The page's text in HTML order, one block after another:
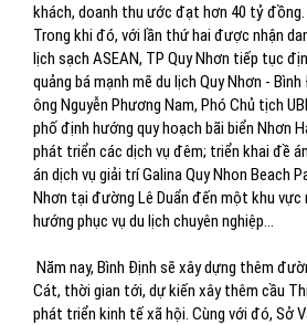
khách, doanh thu ước đạt hơn 40 tỷ đồng.
Trong khi đó, với lần thứ hai được nhận
lịch sạch ASEAN, TP Quy Nhơn tiếp tục
quảng bá mạnh mẽ du lịch Quy Nhơn -
ông Nguyễn Phương Nam, Phó Chủ tịch
phố định hướng quy hoạch bãi biển Nhơn
phát triển các dịch vụ đêm; triển khai đề
án dịch vụ giải trí Galina Quy Nhon Beach
Nhơn tại đường Lê Duẩn đến một khu vực
hướng phục vụ du lịch chuyên nghiệp…
Năm nay, Bình Định sẽ xây dựng thêm
Cát, thời gian tới, dự kiến xây thêm cầu
phát triển kinh tế xã hội. Cùng với đó, Sở